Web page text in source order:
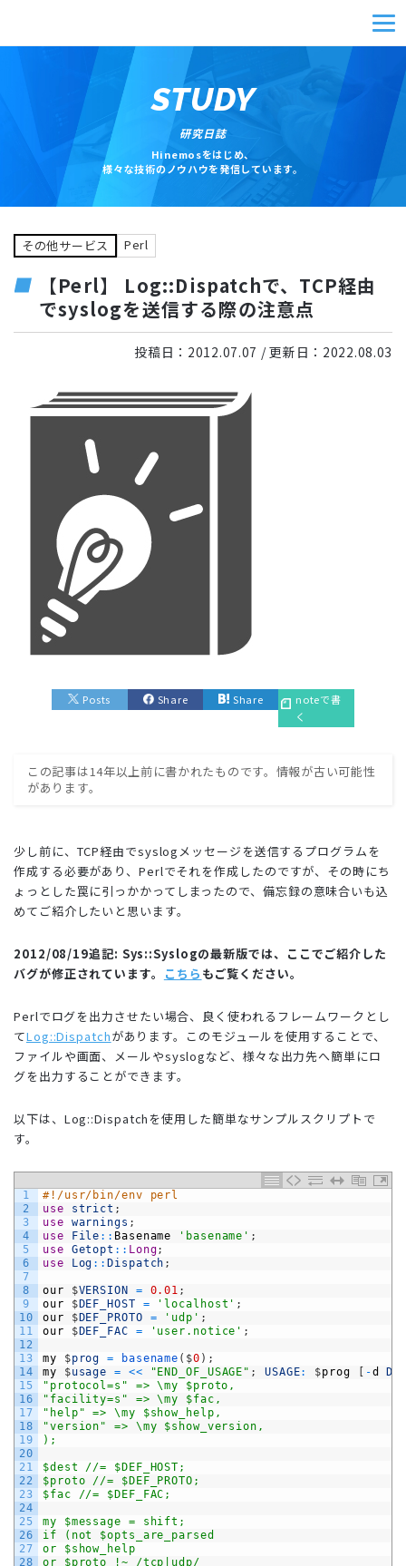
STUDY
研究日誌
Hinemosをはじめ、
様々な技術のノウハウを発信しています。
その他サービス Perl
【Perl】 Log::Dispatchで、TCP経由
でsyslogを送信する際の注意点
投稿日： 2012.07.07 / 更新日： 2022.08.03
Posts Share Share
noteで書
く
この記事は14年以上前に書かれたものです。情報が古い可能性
があります。
少し前に、TCP経由でsyslogメッセージを送信するプログラムを
作成する必要があり、Perlでそれを作成したのですが、その時にち
ょっとした罠に引っかかってしまったので、備忘録の意味合いも込
めてご紹介したいと思います。
2012/08/19追記: Sys::Syslogの最新版では、ここでご紹介した
バグが修正されています。
こちら もご覧ください。
Perlでログを出力させたい場合、良く使われるフレームワークとし
てLog::Dispatchがあります。このモジュールを使用することで、
ファイルや画面、メールやsyslogなど、様々な出力先へ簡単にロ
グを出力することができます。
以下は、Log::Dispatchを使用した簡単なサンプルスクリプトで
す。
1
2
3
4
5
6
7
8
9
10
11
12
13
14
15
16
17
18
19
20
21
22
23
24
25
26
27
28
#!/usr/bin/env perl
use
strict ;
use
warnings ;
use
File :: Basename 'basename' ;
use
Getopt :: Long;
use
Log ::Dispatch ;
our $VERSION = 0.01 ;
our
$DEF_HOST = 'localhost' ;
our
$DEF_PROTO = 'udp' ;
our
$DEF_FAC = 'user.notice' ;
my $prog = basename ( $0 ) ;
my
$usage = << "END_OF_USAGE" ; USAGE: $prog [ -d
"protocol=s" => \my $proto,
"facility=s" => \my $fac,
"help" => \my $show_help,
"version" => \my $show_version,
);
$dest //= $DEF_HOST;
$proto //= $DEF_PROTO;
$fac //= $DEF_FAC;
my $message = shift;
if (not $opts_are_parsed
or $show_help
or $proto !~ /tcp|udp/